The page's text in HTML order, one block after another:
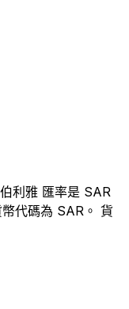
利雅 匯率是 SAR
代碼為 SAR。 貨